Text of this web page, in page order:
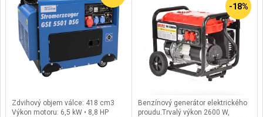
Zdvihový objem válce: 418 cm3
Výkon motoru: 6,5 kW • 8,8 HP
-18%
Benzínový generátor elektrického
proudu.Trvalý výkon 2600 W,